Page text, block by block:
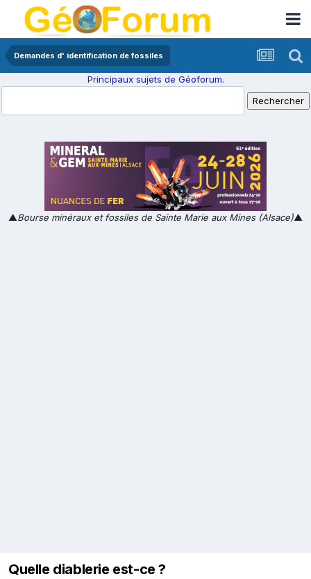
Demandes d' identification de fossiles
Principaux sujets de Géoforum.
▲Bourse minéraux et fossiles de Sainte Marie aux Mines (Alsace)▲
Quelle diablerie est-ce ?